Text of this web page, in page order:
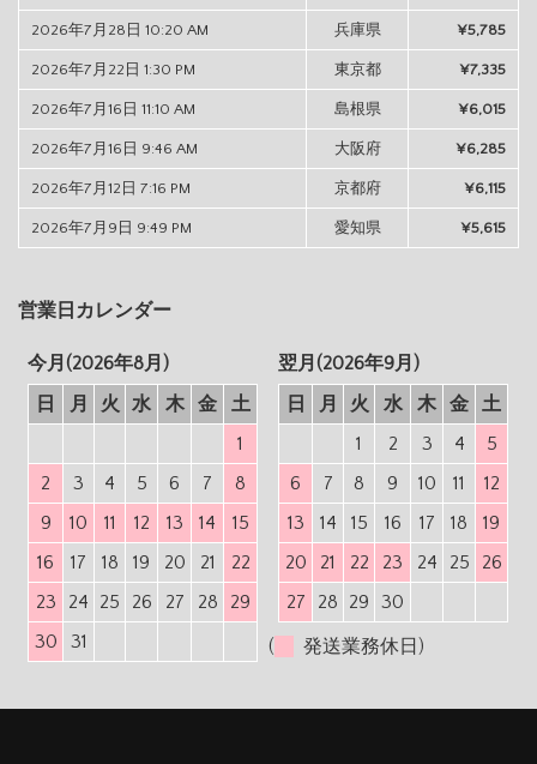
2026年7月28日 10:20 AM 兵庫県 ¥5,785
2026年7月22日 1:30 PM 東京都 ¥7,335
2026年7月16日 11:10 AM 島根県 ¥6,015
2026年7月16日 9:46 AM 大阪府 ¥6,285
2026年7月12日 7:16 PM 京都府 ¥6,115
2026年7月9日 9:49 PM 愛知県 ¥5,615
営業日カレンダー
今月(2026年8月)
日
月 火 水 木 金
土
1
2
3 4 5 6 7
8
9
10 11 12 13 14
15
16
17 18 19 20 21
22
23
24 25 26 27 28
29
30
31
翌月(2026年9月)
日
月 火 水 木 金
土
1
2 3 4
5
6
7 8 9 10 11
12
13
14 15 16 17 18
19
20
21 22 23 24 25
26
27
28 29 30
( 発送業務休日)